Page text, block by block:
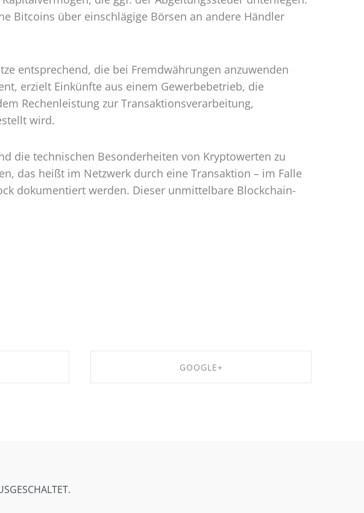
Bitcoins über einschlägige Börsen an andere Händler
entsprechend, die bei Fremdwährungen anzuwenden
erzielt Einkünfte aus einem Gewerbebetrieb, die
Rechenleistung zur Transaktionsverarbeitung,
wird.
die technischen Besonderheiten von Kryptowerten zu
das heißt im Netzwerk durch eine Transaktion – im Falle
dokumentiert werden. Dieser unmittelbare Blockchain-
GOOGLE+